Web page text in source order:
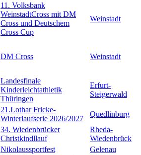
11. Volksbank
WeinstadtCross mit DM
Cross und Deutschem
Cross Cup
Weinstadt
DM Cross Weinstadt
Landesfinale
Kinderleichtathletik
Thüringen
Erfurt-
Steigerwald
21.Lothar Fricke-
Winterlaufserie 2026/2027
Quedlinburg
34. Wiedenbrücker
Christkindllauf
Rheda-
Wiedenbrück
Nikolaussportfest Gelenau